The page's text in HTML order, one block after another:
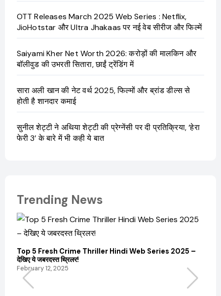
OTT Releases March 2025 Web Series : Netflix,
JioHotstar और Ultra Jhakaas पर नई वेब सीरीज और फिल्में
Saiyami Kher Net Worth 2026: करोड़ों की मालकिन और
बॉलीवुड की उभरती सितारा, छाईं ट्रेंडिंग में
सारा अली खान की नेट वर्थ 2025, फिल्मों और ब्रांड डील्स से
होती है शानदार कमाई
सुनील शेट्टी ने अथिया शेट्टी की प्रेग्नेंसी पर दी प्रतिक्रिया, ‘हेरा
फेरी 3’ के बारे में भी कही ये बात
Trending News
Top 5 Fresh Crime Thriller Hindi Web Series 2025 –
देखिए ये जबरदस्त थ्रिलर!
February 12, 2025